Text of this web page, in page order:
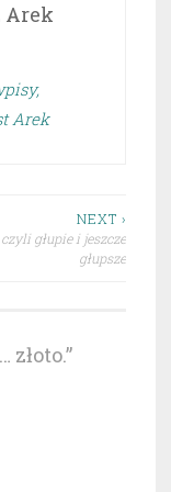
Arek
Arek
NEXT ›
głupie i jeszcze
głupsze
złoto.”